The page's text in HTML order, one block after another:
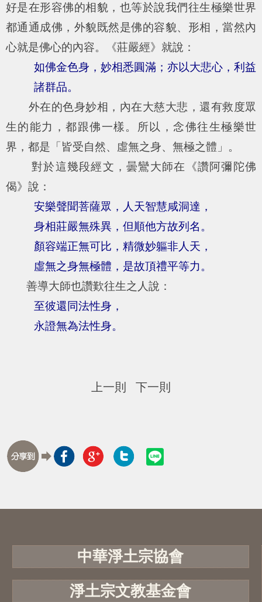
好是在形容佛的相貌，也等於說我們往生極樂世界
都通通成佛，外貌既然是佛的容貌、形相，當然內
心就是佛心的內容。《莊嚴經》就說：
如佛金色身，妙相悉圓滿；亦以大悲心，利益
諸群品。
外在的色身妙相，內在大慈大悲，還有救度眾
生的能力，都跟佛一樣。所以，念佛往生極樂世
界，都是「皆受自然、虛無之身、無極之體」。
對於這幾段經文，曇鸞大師在《讚阿彌陀佛
偈》說：
安樂聲聞菩薩眾，人天智慧咸洞達，
身相莊嚴無殊異，但順他方故列名。
顏容端正無可比，精微妙軀非人天，
虛無之身無極體，是故頂禮平等力。
善導大師也讚歎往生之人說：
至彼還同法性身，
永證無為法性身。
上一則 下一則
中華淨土宗協會
淨土宗文教基金會